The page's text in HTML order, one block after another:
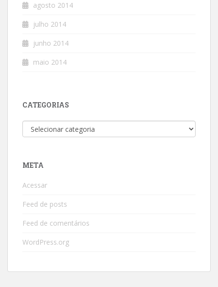
agosto 2014
julho 2014
junho 2014
maio 2014
CATEGORIAS
Categorias
META
Acessar
Feed de posts
Feed de comentários
WordPress.org